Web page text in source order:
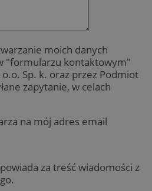
moich danych
"formularzu kontaktowym"
Sp. k. oraz przez Podmiot
zapytanie, w celach
na mój adres email
za treść wiadomości z